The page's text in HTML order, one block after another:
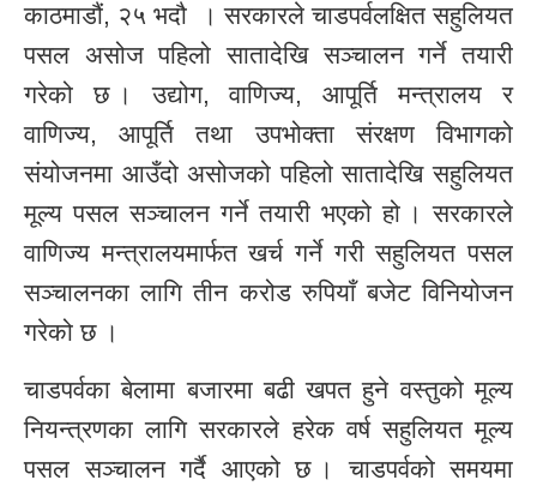
काठमाडौं, २५ भदौ । सरकारले चाडपर्वलक्षित सहुलियत
पसल असोज पहिलो सातादेखि सञ्चालन गर्ने तयारी
गरेको छ । उद्योग, वाणिज्य, आपूर्ति मन्त्रालय र
वाणिज्य, आपूर्ति तथा उपभोक्ता संरक्षण विभागको
संयोजनमा आउँदो असोजको पहिलो सातादेखि सहुलियत
मूल्य पसल सञ्चालन गर्ने तयारी भएको हो । सरकारले
वाणिज्य मन्त्रालयमार्फत खर्च गर्ने गरी सहुलियत पसल
सञ्चालनका लागि तीन करोड रुपियाँ बजेट विनियोजन
गरेको छ ।
चाडपर्वका बेलामा बजारमा बढी खपत हुने वस्तुको मूल्य
नियन्त्रणका लागि सरकारले हरेक वर्ष सहुलियत मूल्य
पसल सञ्चालन गर्दै आएको छ । चाडपर्वको समयमा